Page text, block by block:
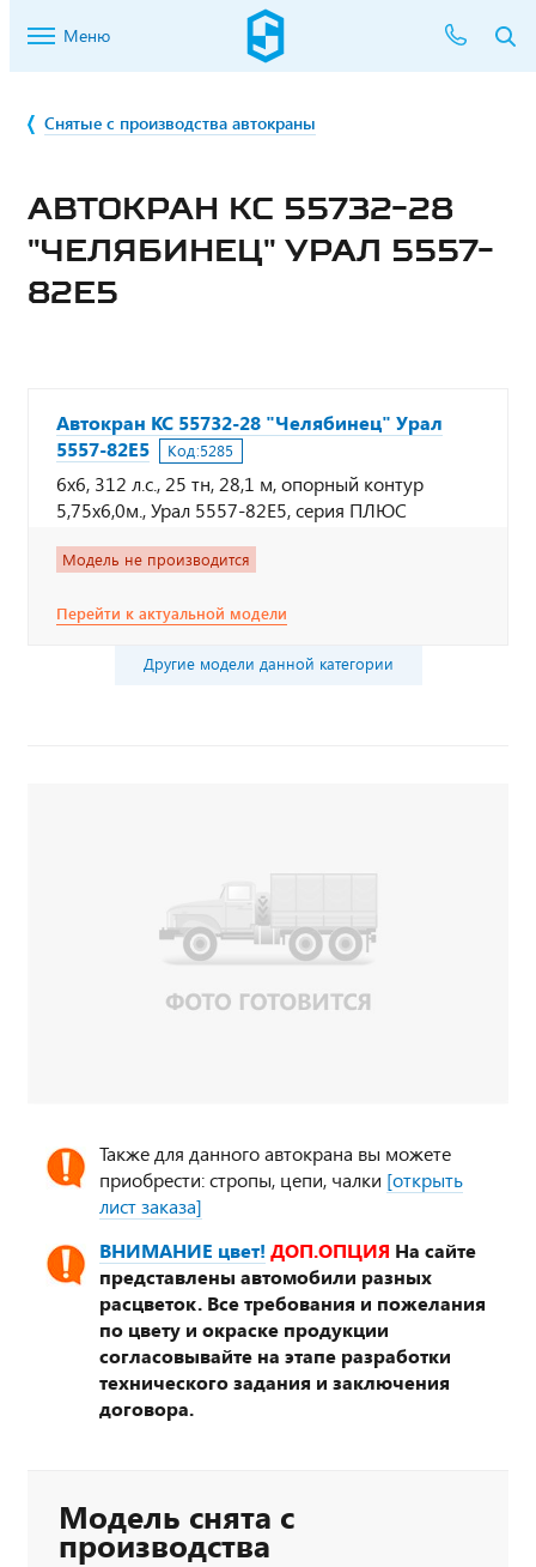
Меню
Снятые с производства автокраны
АВТОКРАН КС 55732-28
"ЧЕЛЯБИНЕЦ" УРАЛ 5557-
82Е5
Автокран КС 55732-28 "Челябинец" Урал
5557-82Е5
Код:5285
6х6, 312 л.с., 25 тн, 28,1 м, опорный контур
5,75х6,0м., Урал 5557-82Е5, серия ПЛЮС
Модель не производится
Перейти к актуальной модели
Другие модели данной категории
Также для данного автокрана вы можете
приобрести: стропы, цепи, чалки [открыть
лист заказа]
ВНИМАНИЕ цвет! ДОП.ОПЦИЯ На сайте
представлены автомобили разных
расцветок. Все требования и пожелания
по цвету и окраске продукции
согласовывайте на этапе разработки
технического задания и заключения
договора.
Модель снята с
производства